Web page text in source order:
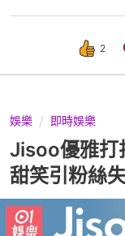
2
娛樂 即時娛樂
Jisoo優雅
甜笑引粉絲